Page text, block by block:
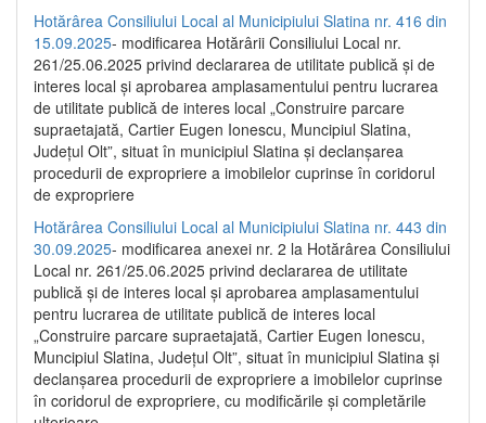
Hotărârea Consiliului Local al Municipiului Slatina nr. 416 din
15.09.2025- modificarea Hotărârii Consiliului Local nr.
261/25.06.2025 privind declararea de utilitate publică și de
interes local și aprobarea amplasamentului pentru lucrarea
de utilitate publică de interes local „Construire parcare
supraetajată, Cartier Eugen Ionescu, Muncipiul Slatina,
Județul Olt”, situat în municipiul Slatina și declanșarea
procedurii de expropriere a imobilelor cuprinse în coridorul
de expropriere
Hotărârea Consiliului Local al Municipiului Slatina nr. 443 din
30.09.2025- modificarea anexei nr. 2 la Hotărârea Consiliului
Local nr. 261/25.06.2025 privind declararea de utilitate
publică şi de interes local şi aprobarea amplasamentului
pentru lucrarea de utilitate publică de interes local
„Construire parcare supraetajată, Cartier Eugen Ionescu,
Muncipiul Slatina, Judeţul Olt”, situat în municipiul Slatina şi
declanşarea procedurii de expropriere a imobilelor cuprinse
în coridorul de expropriere, cu modificările şi completările